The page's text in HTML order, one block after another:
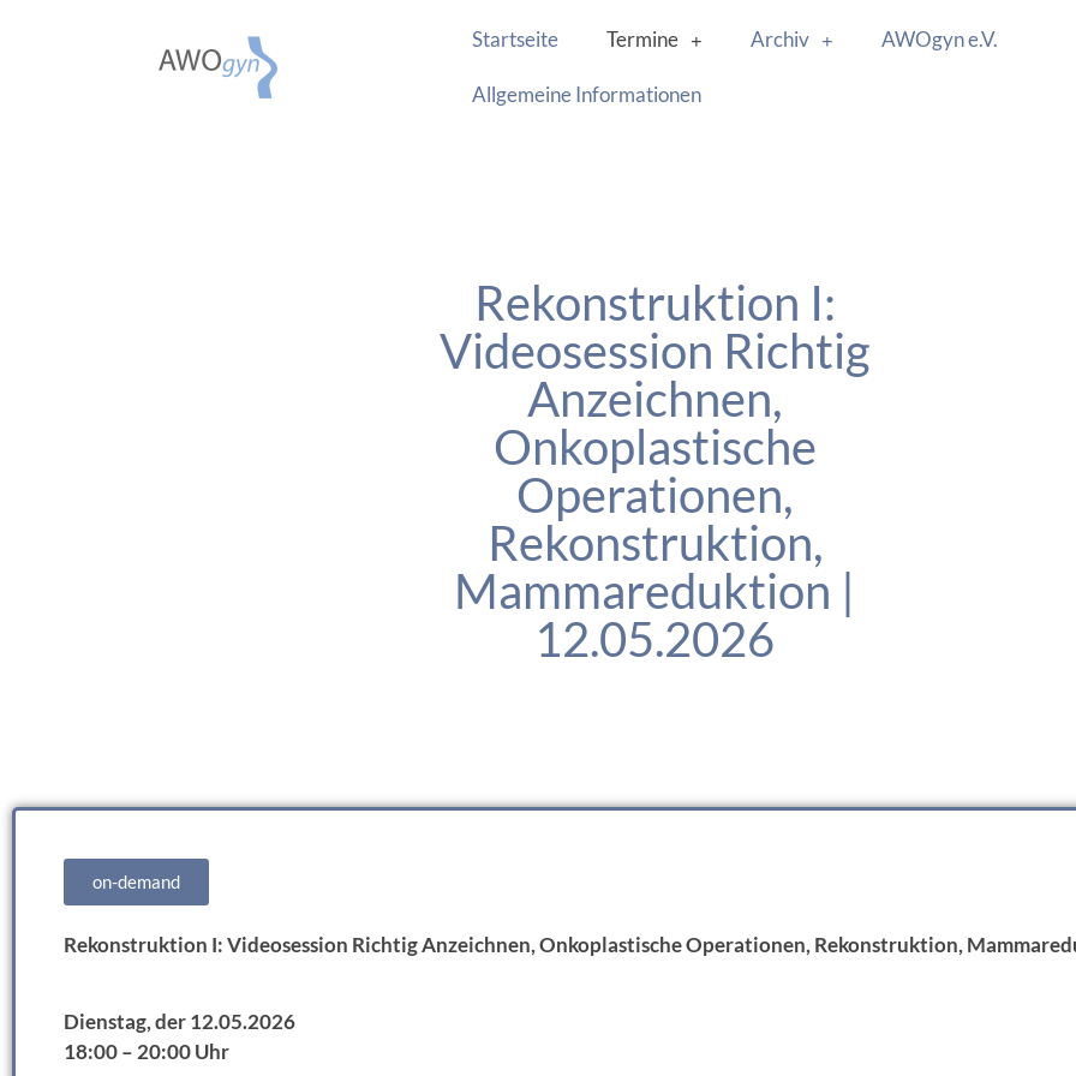
Startseite Termine Archiv AWOgyn e.V.
Allgemeine Informationen
Rekonstruktion I:
Videosession Richtig
Anzeichnen,
Onkoplastische
Operationen,
Rekonstruktion,
Mammareduktion |
12.05.2026
on-demand
Rekonstruktion I: Videosession Richtig Anzeichnen, Onkoplastische Operationen, Rekonstruktion,
Dienstag, der 12.05.2026
18:00 – 20:00 Uhr